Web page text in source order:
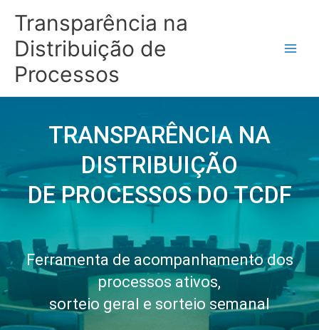
conteúdo
Transparência na
Distribuição de
Processos
TRANSPARÊNCIA NA
DISTRIBUIÇÃO
DE PROCESSOS DO TCDF
Ferramenta de acompanhamento dos
processos ativos,
sorteio geral e sorteio semanal